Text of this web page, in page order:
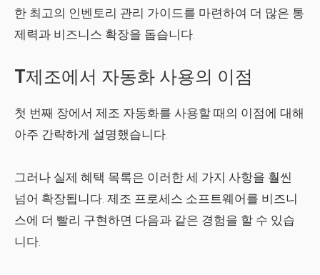
한 최고의 인벤토리 관리 가이드를 마련하여 더 많은 통
제력과 비즈니스 확장을 돕습니다.
T제조에서 자동화 사용의 이점
첫 번째 장에서 제조 자동화를 사용할 때의 이점에 대해
아주 간략하게 설명했습니다.
그러나 실제 혜택 목록은 이러한 세 가지 사항을 훨씬
넘어 확장됩니다. 제조 프로세스 소프트웨어를 비즈니
스에 더 빨리 구현하면 다음과 같은 경험을 할 수 있습
니다.